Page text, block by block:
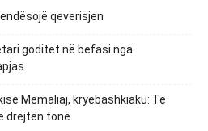
qeverisjen
goditet në befasi nga
Memaliaj, kryebashkiaku: Të
drejtën tonë